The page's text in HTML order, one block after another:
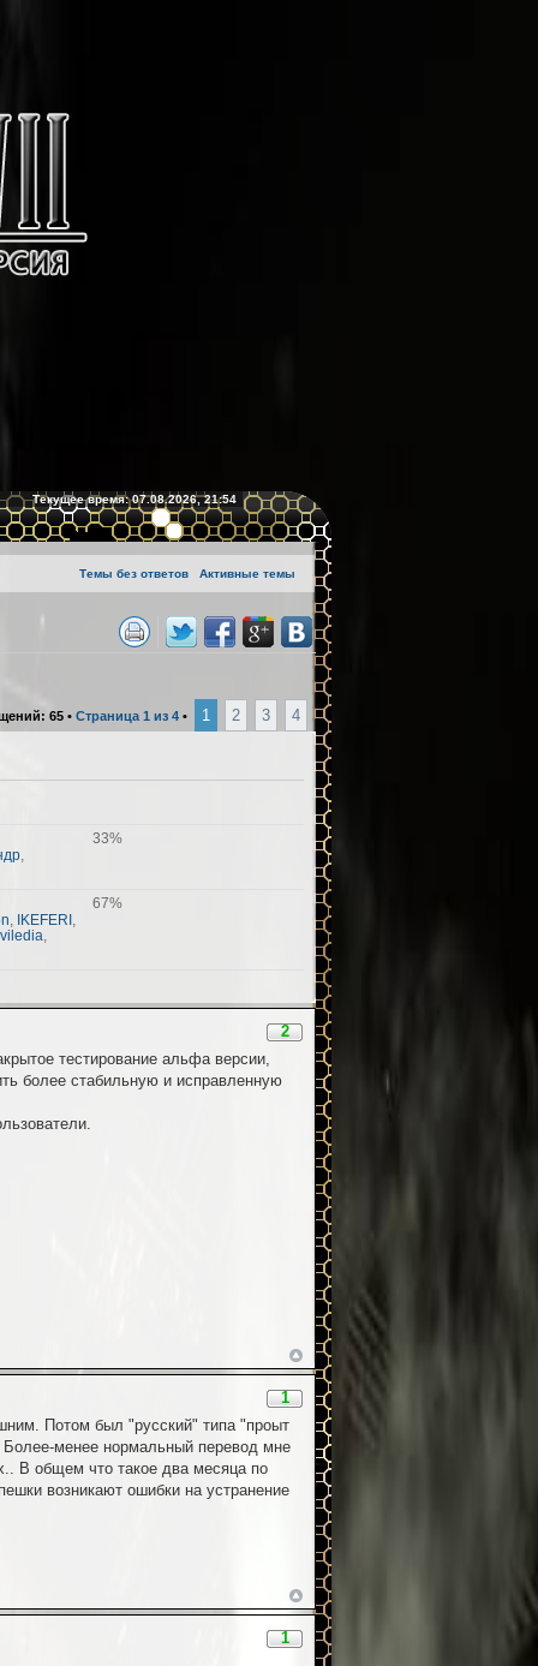
Текущее время: 07.08.2026, 21:54
Темы без ответов Активные темы
65 • Страница 1 из 4 • 1 2 3 4
,
33%
, IKEFERI ,
viledia,
67%
2
тестирование альфа версии,
более стабильную и исправленную
1
Потом был "русский" типа "проыт
менее нормальный перевод мне
В общем что такое два месяца по
возникают ошибки на устранение
1